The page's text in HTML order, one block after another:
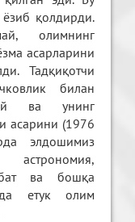
қолдирди.
олимнинг
асарларини
Тадқиқотчи
билан
ва унинг
асарини (1976
элдошимиз
ва бошқа
етук олим